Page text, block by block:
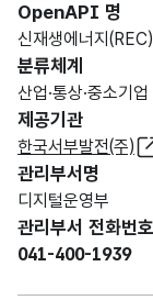
OpenAPI 명
신재생에너지
분류체계
산업·통상·중소기
제공기관
한국서부발전(주)
관리부서명
디지털운영부
관리부서 전화번호
041-400-1939